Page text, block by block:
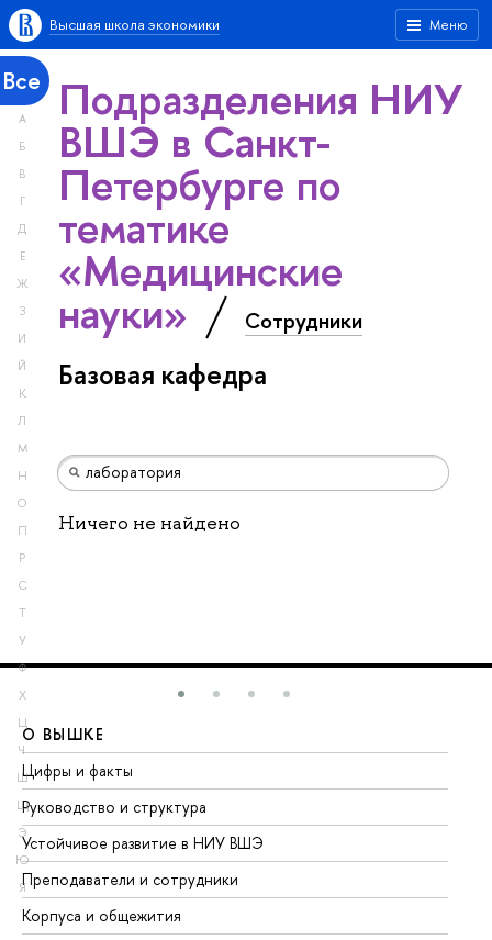
Меню
Высшая школа экономики
Все
А
Б
В
Г
Д
Е
Ж
З
И
Й
К
Л
М
Н
О
П
Р
С
Т
У
Ф
Х
Ц
Ч
Ш
Щ
Э
Ю
Я
Подразделения НИУ
ВШЭ в Санкт-
Петербурге по
тематике
«Медицинские
науки» Сотрудники
Базовая кафедра
Ничего не найдено
О ВЫШКЕ
Цифры и факты
Руководство и структура
Устойчивое развитие в НИУ ВШЭ
Преподаватели и сотрудники
Корпуса и общежития